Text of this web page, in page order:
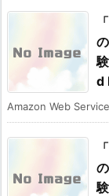
d
Amazon Web